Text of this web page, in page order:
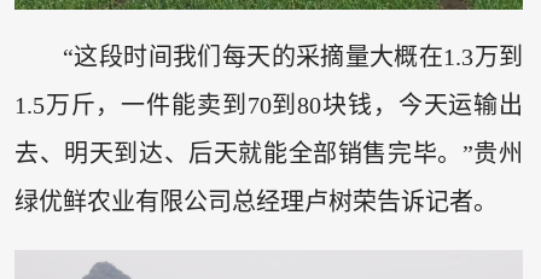
“这段时间我们每天的采摘量大概在1.3万到
1.5万斤，一件能卖到70到80块钱，今天运输出
去、明天到达、后天就能全部销售完毕。”贵州
绿优鲜农业有限公司总经理卢树荣告诉记者。